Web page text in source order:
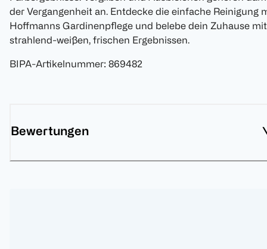
der Vergangenheit an. Entdecke die einfache Reinigung
Hoffmanns Gardinenpflege und belebe dein Zuhause mit
strahlend-weißen, frischen Ergebnissen.
BIPA-Artikelnummer: 869482
Bewertungen